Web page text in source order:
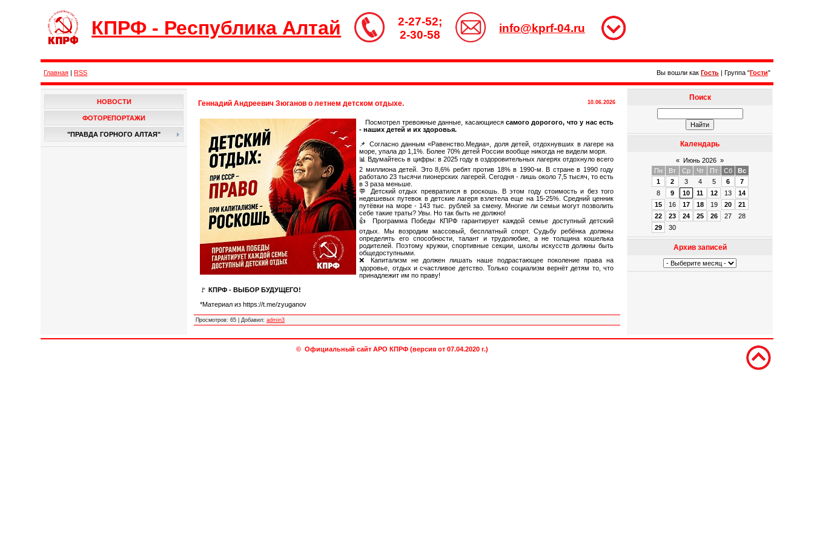
КПРФ - Республика Алтай
2-27-52;
2-30-58
info@kprf-04.ru
Главная |RSS Вы вошли как Гость| Группа "Гости"
НОВОСТИ
ФОТОРЕПОРТАЖИ
"ПРАВДА ГОРНОГО АЛТАЯ"
10.06.2026
Геннадий Андреевич Зюганов о летнем детском отдыхе.
Посмотрел тревожные данные, касающиеся самого дорогого, что у нас есть
- наших детей и их здоровья.
📌 Согласно данным «Равенство.Медиа», доля детей, отдохнувших в лагере на
море, упала до 1,1%. Более 70% детей России вообще никогда не видели моря.
📊 Вдумайтесь в цифры: в 2025 году в оздоровительных лагерях отдохнуло всего
2 миллиона детей. Это 8,6% ребят против 18% в 1990-м. В стране в 1990 году
работало 23 тысячи пионерских лагерей. Сегодня - лишь около 7,5 тысяч, то есть
в 3 раза меньше.
💬 Детский отдых превратился в роскошь. В этом году стоимость и без того
недешевых путевок в детские лагеря взлетела еще на 15-25%. Средний ценник
путёвки на море - 143 тыс. рублей за смену. Многие ли семьи могут позволить
себе такие траты? Увы. Но так быть не должно!
👍 Программа Победы КПРФ гарантирует каждой семье доступный детский
отдых. Мы возродим массовый, бесплатный спорт. Судьбу ребёнка должны
определять его способности, талант и трудолюбие, а не толщина кошелька
родителей. Поэтому кружки, спортивные секции, школы искусств должны быть
общедоступными.
❌ Капитализм не должен лишать наше подрастающее поколение права на
здоровье, отдых и счастливое детство. Только социализм вернёт детям то, что
принадлежит им по праву!
🚩 КПРФ - ВЫБОР БУДУЩЕГО!
*Материал из https://t.me/zyuganov
Просмотров: 65 |Добавил: admin3
Поиск
Календарь
« Июнь 2026 »
Пн
Вт Ср Чт Пт Сб
Вс
1
2 3 4 5 6
7
8
9 10 11 12 13
14
15
16 17 18 19 20
21
22
23 24 25 26 27
28
29
30
Архив записей
© Официальный сайт АРО КПРФ (версия от 07.04.2020 г.)